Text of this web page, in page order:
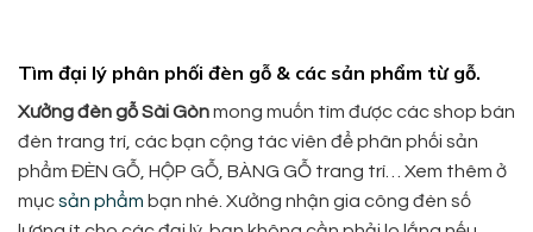
Tìm đại lý phân phối đèn gỗ & các sản phẩm từ gỗ.
Xưởng đèn gỗ Sài Gònmong muốn tìm được các shop bán
đèn trang trí, các bạn cộng tác viên để phân phối sản
phẩm ĐÈN GỖ, HỘP GỖ, BÀNG GỖ trang trí… Xem thêm ở
mụcsản phẩm bạn nhé. Xưởng nhận gia công đèn số